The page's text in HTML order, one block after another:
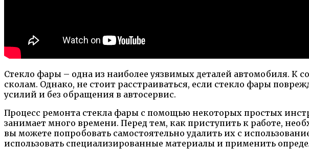
Стекло фары – одна из наиболее уязвимых деталей автомобиля.
сколам. Однако, не стоит расстраиваться, если стекло фары
усилий и без обращения в автосервис.
Процесс ремонта стекла фары с помощью некоторых простых
занимает много времени. Перед тем, как приступить к работе,
вы можете попробовать самостоятельно удалить их с
использовать специализированные материалы и применить